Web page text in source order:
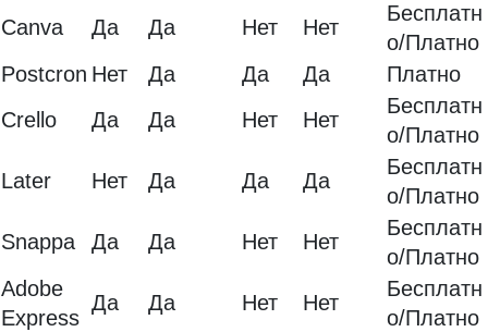
Canva Да Да Нет Нет
Бесплатн
о/Платно
Postcron Нет Да Да Да
Платно
Crello
Да Да Нет Нет
Бесплатн
о/Платно
Later
Нет Да Да Да
Бесплатн
о/Платно
Snappa
Да Да Нет Нет
Бесплатн
о/Платно
Adobe
Express
Да Да Нет Нет
Бесплатн
о/Платно